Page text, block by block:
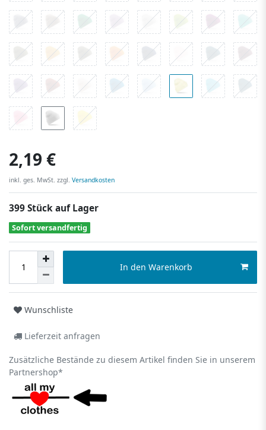
2,19 €
inkl. ges. MwSt. zzgl. Versandkosten
399 Stück auf Lager
Sofort versandfertig
In den Warenkorb
Wunschliste
Lieferzeit anfragen
Zusätzliche Bestände zu diesem Artikel finden Sie in unserem
Partnershop*